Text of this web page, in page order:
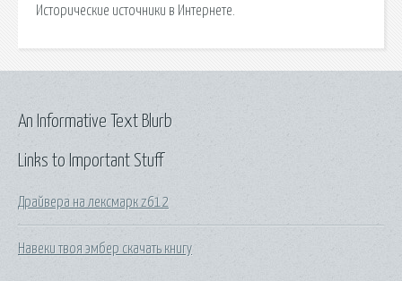
Исторические источники в Интернете.
Links to Important Stuff
Драйвера на лексмарк z612
Навеки твоя эмбер скачать книгу
An Informative Text Blurb